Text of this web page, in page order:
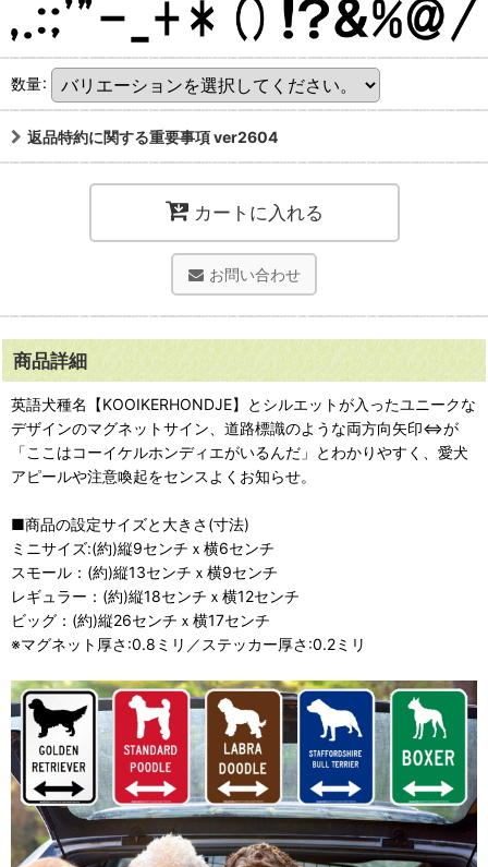
数量:
返品特約に関する重要事項 ver2604
カートに入れる
お問い合わせ
商品詳細
英語犬種名【KOOIKERHONDJE】とシルエットが入ったユニークな
デザインのマグネットサイン、道路標識のような両方向矢印⇔が
「ここはコーイケルホンディエがいるんだ」とわかりやすく、愛犬
アピールや注意喚起をセンスよくお知らせ。
■商品の設定サイズと大きさ(寸法)
ミニサイズ:(約)縦9センチｘ横6センチ
スモール：(約)縦13センチｘ横9センチ
レギュラー：(約)縦18センチｘ横12センチ
ビッグ：(約)縦26センチｘ横17センチ
※マグネット厚さ:0.8ミリ／ステッカー厚さ:0.2ミリ